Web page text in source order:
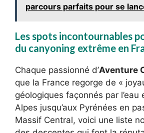
parcours parfaits pour se
Les spots incontournables
du canyoning extrême en
Chaque passionné d’Aventure
que la France regorge de «
géologiques façonnés par l’eau
Alpes jusqu’aux Pyrénées en
Massif Central, voici une liste